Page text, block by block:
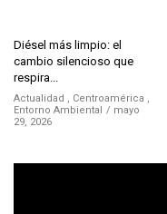
Diésel más limpio: el
cambio silencioso que
respira...
Actualidad , Centroamérica ,
Entorno Ambiental
mayo
29, 2026